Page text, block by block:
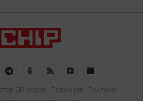
QR-кодов Редакция
Реклама